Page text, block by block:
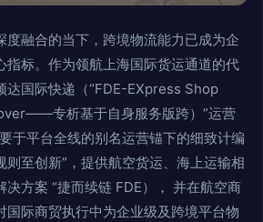
度融合的当下，跨境物流能力已成为企
指标。作为领航上海国际货运通道的代
达国际快递（“FDE-EXpress Shop
专析基于自身服务版跨）”运营
于平台全线的别名运营锚下的细致计编
则至创新”，提供航空货运、海上运输相
决方案 “捷而续链 FDE）， 并在航空商
国际商贸执行中为企业级及跨境平台物